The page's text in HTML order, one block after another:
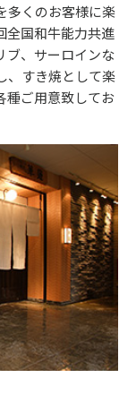
多くのお客様に楽
全国和牛能力共進
ブ、サーロインな
、すき焼として楽
種ご用意致してお